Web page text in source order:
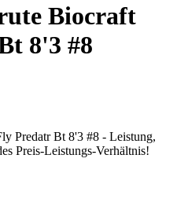
Biocraft
8'3 #8
Predatr Bt 8'3 #8 - Leistung,
Preis-Leistungs-Verhältnis!